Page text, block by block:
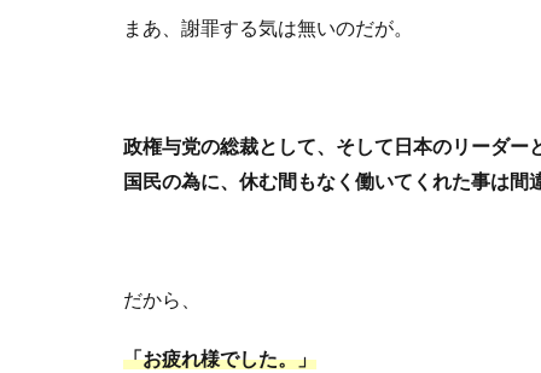
まあ、謝罪する気は無いのだが。
政権与党の総裁として、そして日本のリーダー
国民の為に、休む間もなく働いてくれた事は間
だから、
「お疲れ様でした。」